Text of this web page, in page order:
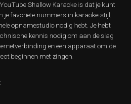
Shallow Karaoke is dat je kunt
je favoriete nummers in karaoke-stijl,
opnamestudio nodig hebt. Je hebt
kennis nodig om aan de slag
en een apparaat om de
beginnen met zingen.